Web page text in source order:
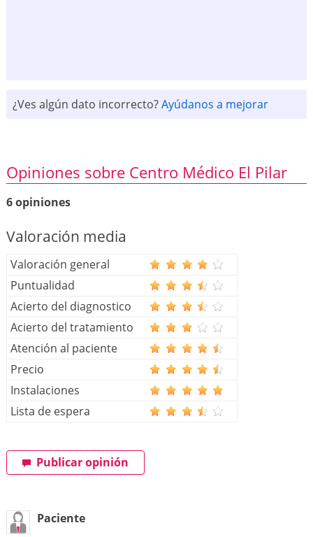
¿Ves algún dato incorrecto?Ayúdanos a mejorar
Opiniones sobre Centro Médico El Pilar
6 opiniones
Valoración media
Valoración general
Puntualidad
Acierto del diagnostico
Acierto del tratamiento
Atención al paciente
Precio
Instalaciones
Lista de espera
Publicar opinión
Paciente